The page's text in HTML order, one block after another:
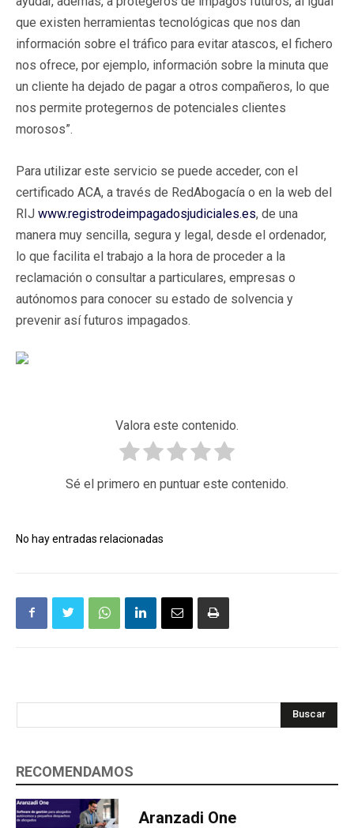
que existen herramientas tecnológicas que nos dan
información sobre el tráfico para evitar atascos, el fichero
nos ofrece, por ejemplo, información sobre la minuta que
un cliente ha dejado de pagar a otros compañeros, lo que
nos permite protegernos de potenciales clientes
morosos”.
Para utilizar este servicio se puede acceder, con el
certificado ACA, a través de RedAbogacía o en la web del
RIJ www.registrodeimpagadosjudiciales.es, de una
manera muy sencilla, segura y legal, desde el ordenador,
lo que facilita el trabajo a la hora de proceder a la
reclamación o consultar a particulares, empresas o
autónomos para conocer su estado de solvencia y
prevenir así futuros impagados.
Valora este contenido.
Sé el primero en puntuar este contenido.
No hay entradas relacionadas
Buscar
RECOMENDAMOS
Aranzadi One